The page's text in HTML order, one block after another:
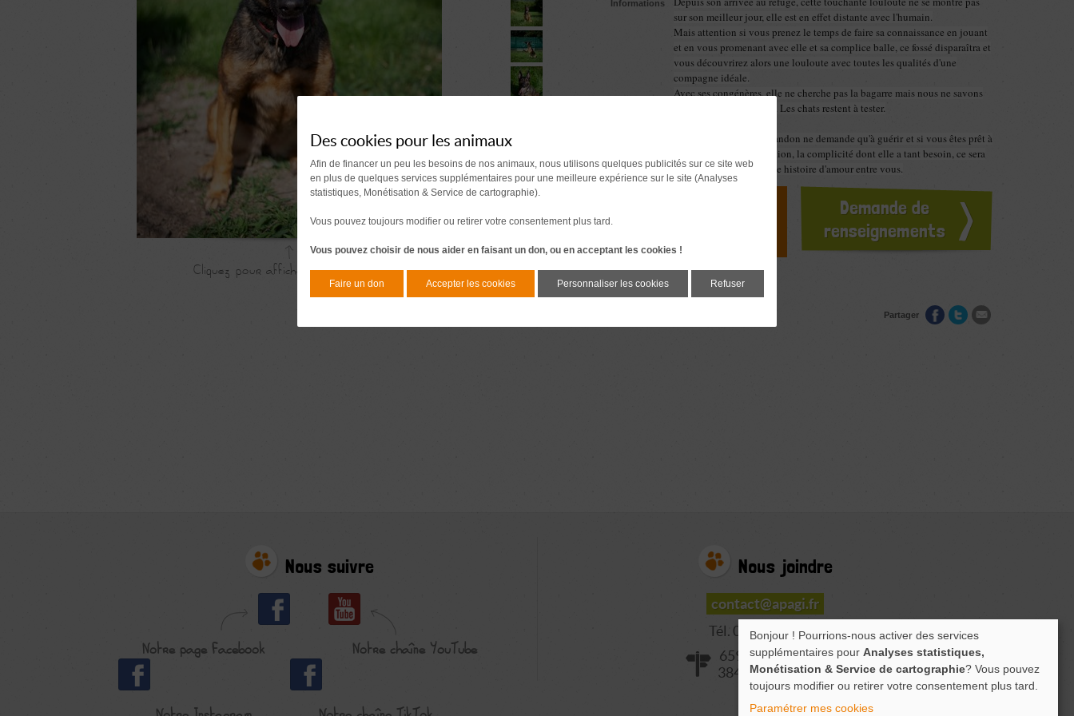
Informations
sur son meilleur jour, elle est en effet distante avec l'humain.
Mais attention si vous prenez le temps de faire sa connaissance en jouant
et en vous promenant avec elle et sa complice balle, ce fossé disparaîtra et
vous découvrirez alors une louloute avec toutes les qualités d'une
compagne idéale.
Avec ses congénères, elle ne cherche pas la bagarre mais nous ne savons
pas si elle les aime bien. Les chats restent à tester.
ce cœur meurtri par l'abandon ne demande qu'à guérir et si vous êtes prêt à
lui offrir l'amour, l'attention, la complicité dont elle a tant besoin, ce sera
alors le début d'une belle histoire d'amour entre vous.
Document à signer 7 jours
Demande de
renseignements
Partager
Nous suivre
Notre page Facebook Notre chaîne YouTube
Nous joindre
contact@apagi.fr
Tél. 04 76 77 20 06
659 Route de L'Isère
38420 LE VERSOUD
Des cookies pour les animaux
Afin de financer un peu les besoins de nos animaux, nous utilisons quelques publicités sur ce site web
en plus de quelques services supplémentaires pour une meilleure expérience sur le site (Analyses
statistiques, Monétisation & Service de cartographie).
Vous pouvez toujours modifier ou retirer votre consentement plus tard.
Vous pouvez choisir de nous aider en faisant un don, ou en acceptant les cookies !
Faire un don Accepter les cookies Personnaliser les cookies Refuser
Bonjour ! Pourrions-nous activer des services
supplémentaires pour Analyses statistiques,
Monétisation & Service de cartographie? Vous pouvez
toujours modifier ou retirer votre consentement plus tard.
Paramétrer mes cookies